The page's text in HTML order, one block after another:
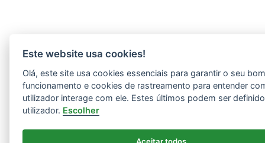
Este website usa cookies!
Olá, este site usa cookies essenciais para garantir o seu
funcionamento e cookies de rastreamento para entender
utilizador interage com ele. Estes últimos podem ser
utilizador. Escolher